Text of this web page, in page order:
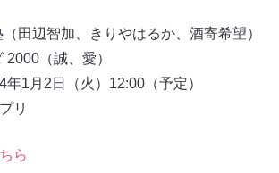
（田辺智加、きりやはるか、酒寄希望）
2000（誠、愛）
1月2日（火）12:00（予定）
リ
ら